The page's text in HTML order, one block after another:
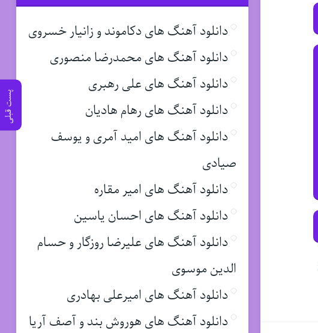
پست قبلی
دانلود آهنگ های دکاموند و زانیار خسروی
دانلود آهنگ های محمدرضا منصوری
دانلود آهنگ های علی رهبری
دانلود آهنگ های رهام هادیان
دانلود آهنگ های امید آمری و یوسف
صیادی
دانلود آهنگ های امیر مقاره
دانلود آهنگ های احسان یاسین
دانلود آهنگ های علیرضا روزگار و حسام
الدین موسوی
دانلود آهنگ های امیرعلی بهادری
دانلود آهنگ های هوروش بند و آصف آریا